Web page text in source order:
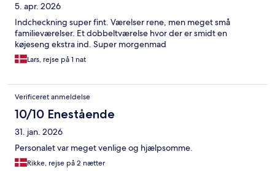
5. apr. 2026
Indcheckning super fint. Værelser rene, men meget små
familieværelser. Et dobbeltværelse hvor der er smidt en
køjeseng ekstra ind. Super morgenmad
Lars, rejse på 1 nat
Verificeret anmeldelse
10/10 Enestående
31. jan. 2026
Personalet var meget venlige og hjælpsomme.
Rikke, rejse på 2 nætter